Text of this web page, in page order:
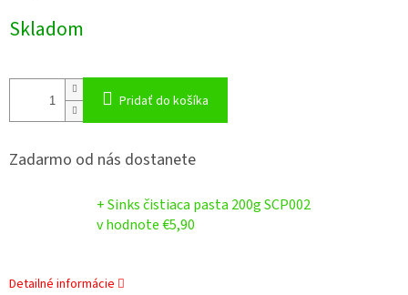
cena:
Skladom
Pridať do košíka
Zadarmo od nás dostanete
+ Sinks čistiaca pasta 200g SCP002
v hodnote €5,90
Detailné informácie